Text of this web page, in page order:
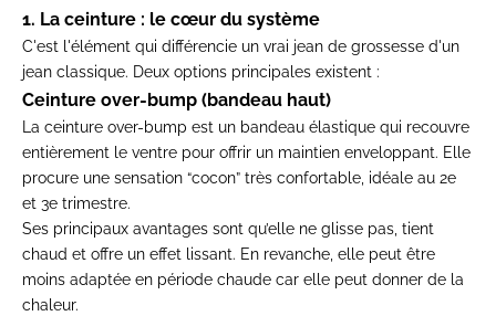
1. La ceinture : le cœur du système
C'est l'élément qui différencie un vrai jean de grossesse d'un
jean classique. Deux options principales existent :
Ceinture over-bump (bandeau haut)
La ceinture over-bump est un bandeau élastique qui recouvre
entièrement le ventre pour offrir un maintien enveloppant. Elle
procure une sensation “cocon” très confortable, idéale au 2e
et 3e trimestre.
Ses principaux avantages sont qu’elle ne glisse pas, tient
chaud et offre un effet lissant. En revanche, elle peut être
moins adaptée en période chaude car elle peut donner de la
chaleur.